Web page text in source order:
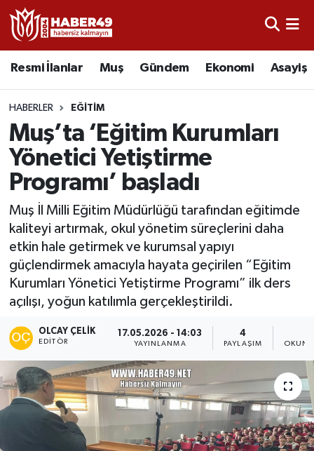
Resmi İlanlar Muş Gündem Ekonomi Asayiş
HABERLER EĞITIM
Muş’ta ‘Eğitim Kurumları
Yönetici Yetiştirme
Programı’ başladı
Muş İl Milli Eğitim Müdürlüğü tarafından eğitimde
kaliteyi artırmak, okul yönetim süreçlerini daha
etkin hale getirmek ve kurumsal yapıyı
güçlendirmek amacıyla hayata geçirilen “Eğitim
Kurumları Yönetici Yetiştirme Programı” ilk ders
açılışı, yoğun katılımla gerçekleştirildi.
OLCAY ÇELIK
EDITÖR
17.05.2026 - 14:03
YAYINLANMA
4
PAYLAŞIM
Resmi İlanlar
Asayiş
Bölge
Eğitim
Ekonomi
Sağlık
Gündem
Spor
Siyaset
Teknoloji
Kültür Sanat
Uşak Nöbetçi Eczaneler
Uşak Hava Durumu
Uşak Namaz Vakitleri
Uşak Trafik Yoğunluk Haritası
TFF 2.Lig Kırmızı Grup Puan Durumu ve Fikstür
Tüm Manşetler
Son Dakika Haberleri
Haber Arşivi